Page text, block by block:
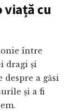
viață cu
între
dragi și
a găsi
și a fi